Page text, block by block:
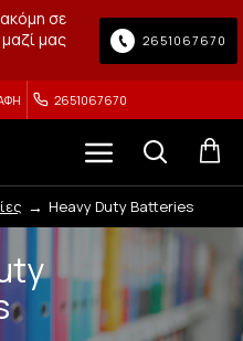
σε
μας
2651067670
2651067670
Heavy Duty Batteries